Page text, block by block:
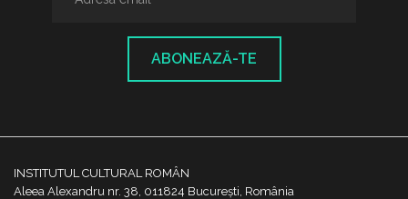
ABONEAZĂ-TE
INSTITUTUL CULTURAL ROMÂN
Aleea Alexandru nr. 38, 011824 București, România